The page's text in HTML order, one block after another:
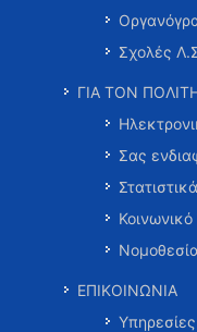
Σχολές
ΓΙΑ ΤΟΝ
Σας
Νομοθεσία
ΕΠΙΚΟΙΝΩΝΙΑ